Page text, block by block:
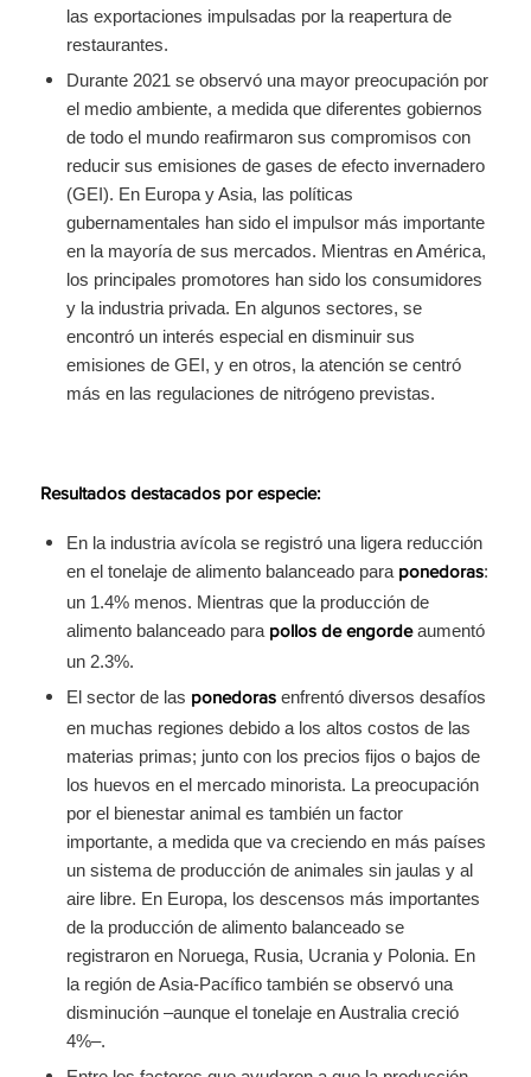
las exportaciones impulsadas por la reapertura de
restaurantes.
Durante 2021 se observó una mayor preocupación por
el medio ambiente, a medida que diferentes gobiernos
de todo el mundo reafirmaron sus compromisos con
reducir sus emisiones de gases de efecto invernadero
(GEI). En Europa y Asia, las políticas
gubernamentales han sido el impulsor más importante
en la mayoría de sus mercados. Mientras en América,
los principales promotores han sido los consumidores
y la industria privada. En algunos sectores, se
encontró un interés especial en disminuir sus
emisiones de GEI, y en otros, la atención se centró
más en las regulaciones de nitrógeno previstas.
Resultados destacados por especie:
En la industria avícola se registró una ligera reducción
en el tonelaje de alimento balanceado para ponedoras:
un 1.4% menos. Mientras que la producción de
alimento balanceado para pollos de engordeaumentó
un 2.3%.
El sector de las ponedorasenfrentó diversos desafíos
en muchas regiones debido a los altos costos de las
materias primas; junto con los precios fijos o bajos de
los huevos en el mercado minorista. La preocupación
por el bienestar animal es también un factor
importante, a medida que va creciendo en más países
un sistema de producción de animales sin jaulas y al
aire libre. En Europa, los descensos más importantes
de la producción de alimento balanceado se
registraron en Noruega, Rusia, Ucrania y Polonia. En
la región de Asia-Pacífico también se observó una
disminución –aunque el tonelaje en Australia creció
4%–.